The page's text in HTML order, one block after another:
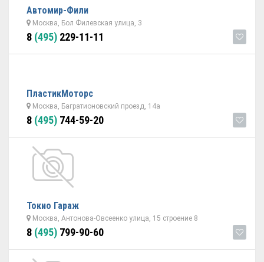
Автомир-Фили
Москва, Бол Филевская улица, 3
8 (495) 229-11-11
ПластикМоторс
Москва, Багратионовский проезд, 14а
8 (495) 744-59-20
Токио Гараж
Москва, Антонова-Овсеенко улица, 15 строение 8
8 (495) 799-90-60